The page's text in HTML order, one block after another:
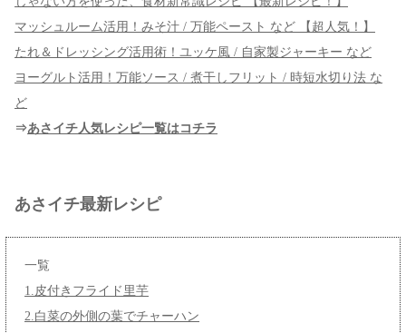
マッシュルーム活用！みそ汁 / 万能ペースト など 【超人気！】
たれ＆ドレッシング活用術！ユッケ風 / 自家製ジャーキー など
ヨーグルト活用！万能ソース / 煮干しフリット / 時短水切り法 な
ど
⇒あさイチ人気レシピ一覧はコチラ
あさイチ最新レシピ
一覧
1.皮付きフライド里芋
2.白菜の外側の葉でチャーハン